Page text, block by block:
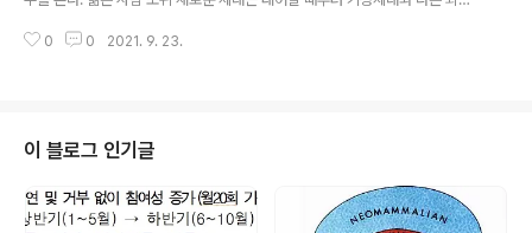
며 가치관을 형성한다. 따라서 젊은 사람의 행태는 오히려 새로운 시대에 적응
대는 자신이 잘 이해하거나 대응하고 있다고 자신하는 경우가 많다는 점이다.
참으로 이상한 일이 아닐 수 없다.
0 0 2021. 9. 23.
이 블로그 인기글